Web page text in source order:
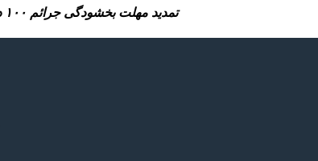
– تمدید مهلت بخشودگی جرائم ۱۰۰ درصدی سامانه مودیان تا انتهای سال ۱۴۰۵